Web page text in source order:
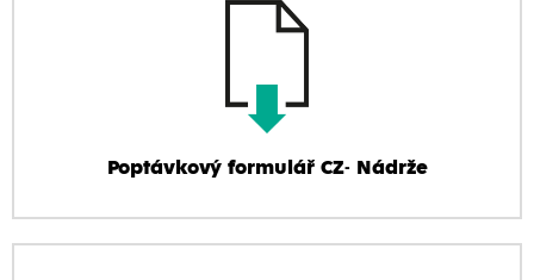
Poptávkový formulář CZ- Nádrže